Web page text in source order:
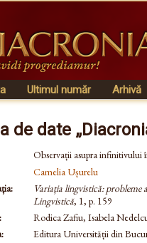
Ultimul număr Arhivă
de date
Observații asupra infinitivului
Camelia Ușurelu
Variația lingvistică: probleme
Lingvistică, 1, p. 159
Rodica Zafiu, Isabela
Editura Universității din